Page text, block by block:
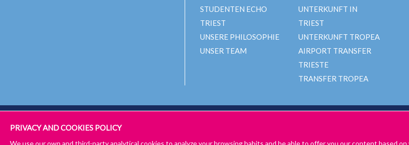
STUDENTEN ECHO
TRIEST
UNSERE PHILOSOPHIE
UNSER TEAM
UNTERKUNFT IN
TRIEST
UNTERKUNFT TROPEA
AIRPORT TRANSFER
TRIESTE
TRANSFER TROPEA
PRIVACY AND COOKIES POLICY
We use our own and third-party analytical cookies to analyze your browsing habits and be able to offer you our content based